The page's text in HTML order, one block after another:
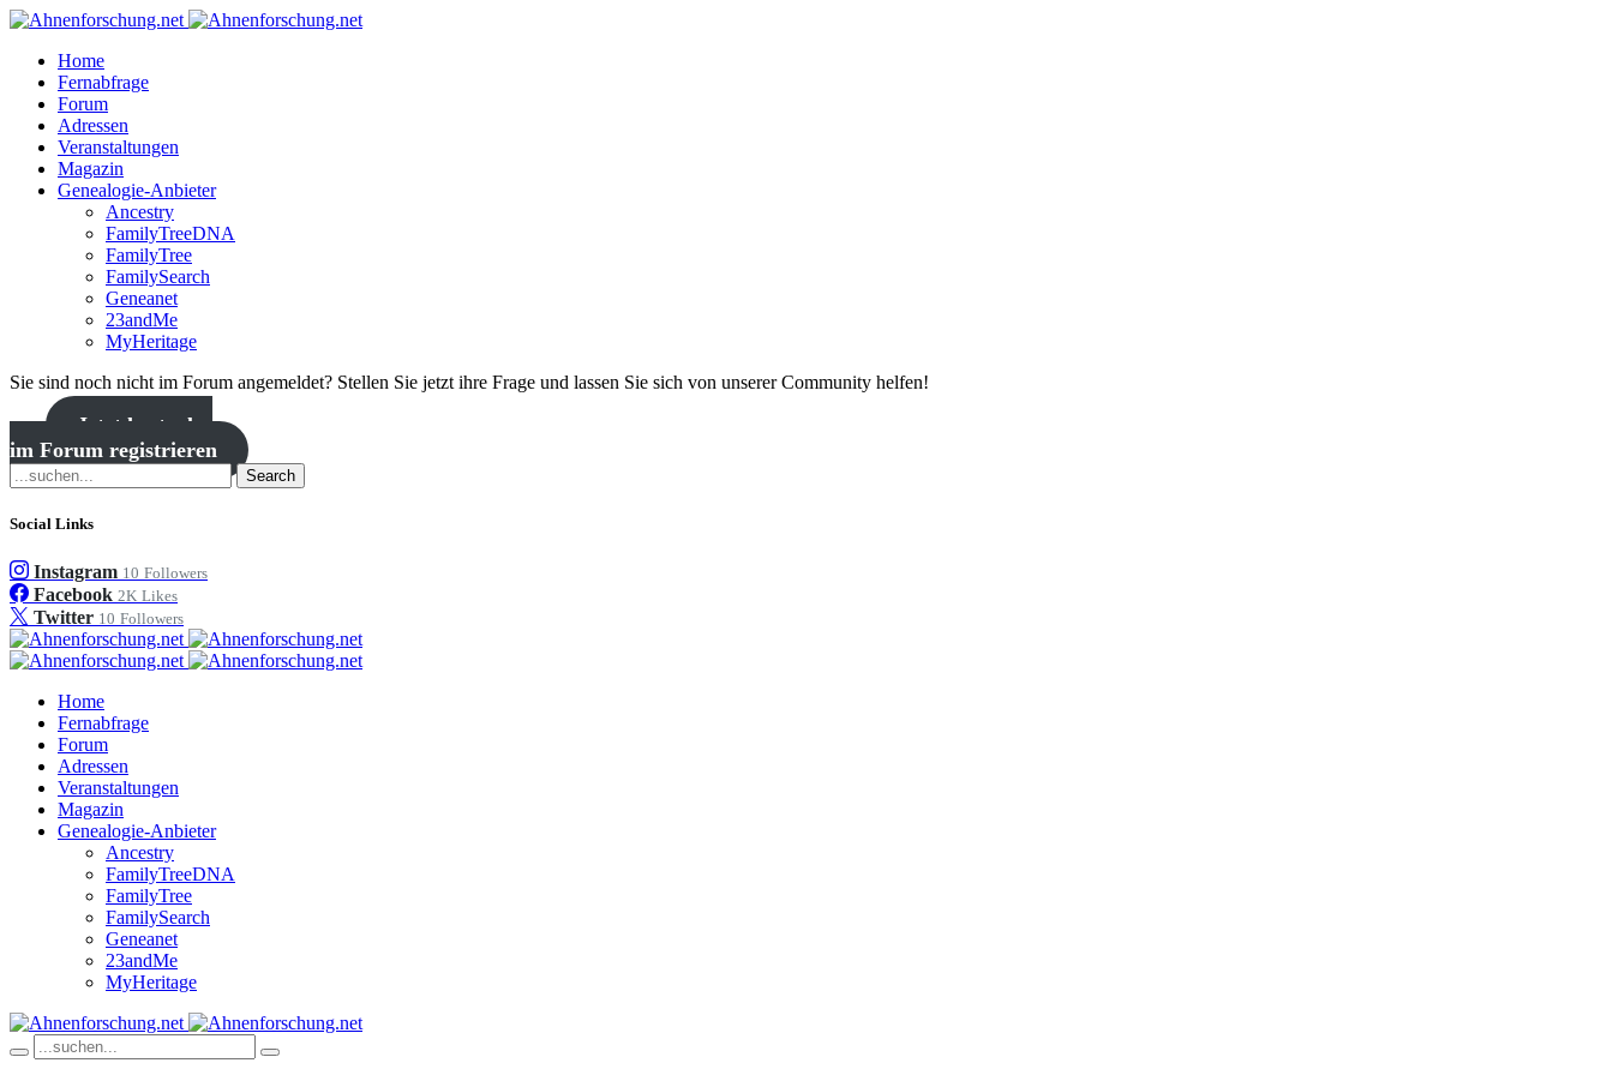
Home
Fernabfrage
Forum
Adressen
Veranstaltungen
Magazin
Genealogie-Anbieter
Ancestry
FamilyTreeDNA
FamilyTree
FamilySearch
Geneanet
23andMe
MyHeritage
Sie sind noch nicht im Forum angemeldet? Stellen Sie jetzt ihre Frage und lassen Sie sich von unserer Community helfen!
Jetzt kostenlos
im Forum registrieren
Search
Social Links
Instagram 10 Followers
Facebook 2K Likes
Twitter 10 Followers
Home
Fernabfrage
Forum
Adressen
Veranstaltungen
Magazin
Genealogie-Anbieter
Ancestry
FamilyTreeDNA
FamilyTree
FamilySearch
Geneanet
23andMe
MyHeritage